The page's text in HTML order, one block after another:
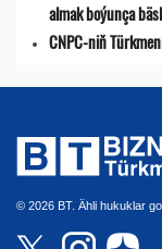
almak boýunça
CNPC-niň
© 2026 BT. Ähli hukuklar